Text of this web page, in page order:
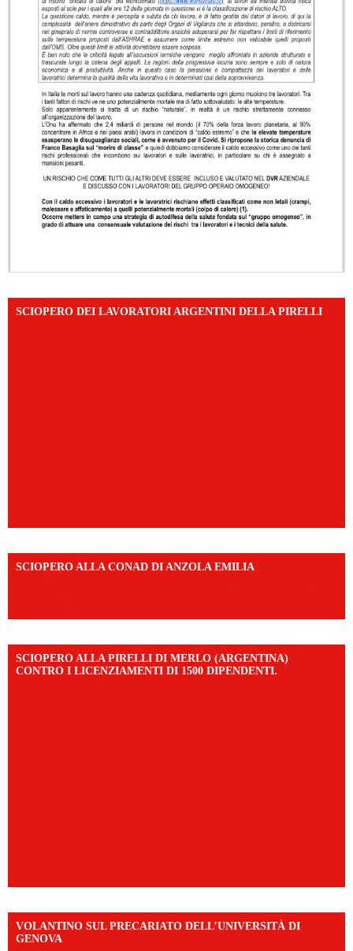
SCIOPERO DEI LAVORATORI ARGENTINI DELLA PIRELLI
SCIOPERO ALLA CONAD DI ANZOLA EMILIA
SCIOPERO ALLA PIRELLI DI MERLO (ARGENTINA)
CONTRO I LICENZIAMENTI DI 1500 DIPENDENTI.
VOLANTINO SUL PRECARIATO DELL’UNIVERSITÀ DI
GENOVA